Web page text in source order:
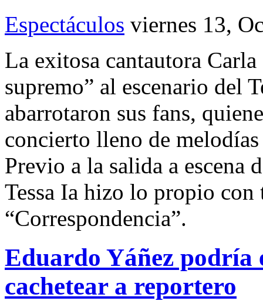
Espectáculos viernes 13,
La exitosa cantautora
supremo” al escenario del
abarrotaron sus fans,
concierto lleno de
Previo a la salida a escena
Tessa Ia hizo lo propio
“Correspondencia”.
Eduardo Yáñez podría
cachetear a reportero